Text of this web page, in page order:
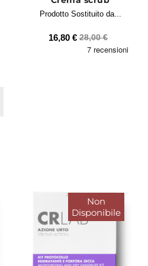
Prodotto Sostituito da...
16,80 € 28,00 €
Non
Disponibile